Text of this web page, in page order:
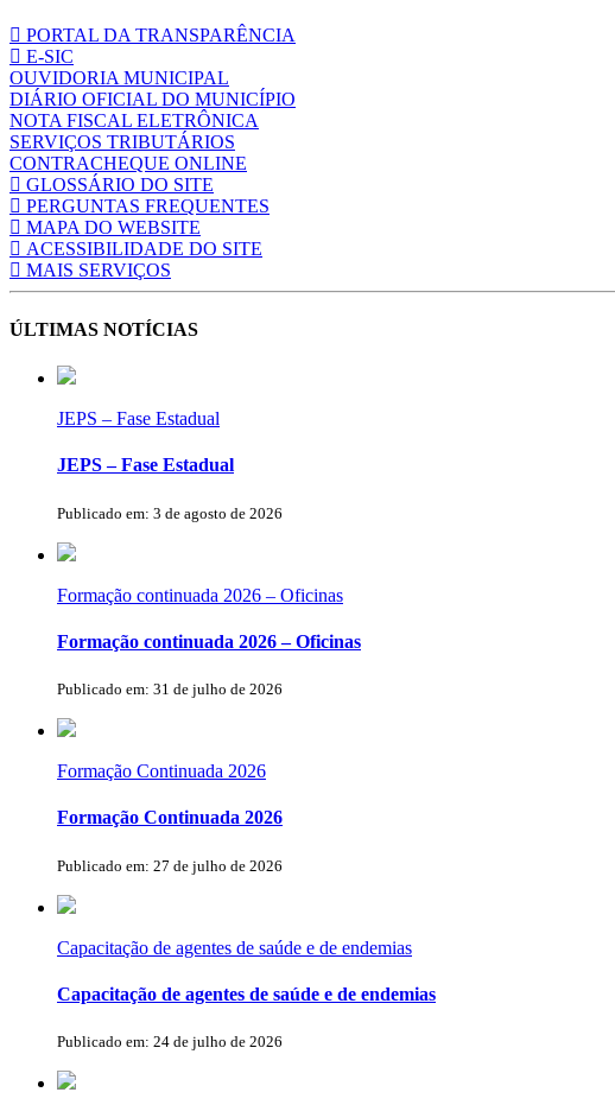
PORTAL DA TRANSPARÊNCIA
E-SIC
OUVIDORIA MUNICIPAL
DIÁRIO OFICIAL DO MUNICÍPIO
NOTA FISCAL ELETRÔNICA
SERVIÇOS TRIBUTÁRIOS
CONTRACHEQUE ONLINE
GLOSSÁRIO DO SITE
PERGUNTAS FREQUENTES
MAPA DO WEBSITE
ACESSIBILIDADE DO SITE
MAIS SERVIÇOS
ÚLTIMAS NOTÍCIAS
JEPS – Fase Estadual
JEPS – Fase Estadual
Publicado em: 3 de agosto de 2026
Formação continuada 2026 – Oficinas
Formação continuada 2026 – Oficinas
Publicado em: 31 de julho de 2026
Formação Continuada 2026
Formação Continuada 2026
Publicado em: 27 de julho de 2026
Capacitação de agentes de saúde e de endemias
Capacitação de agentes de saúde e de endemias
Publicado em: 24 de julho de 2026